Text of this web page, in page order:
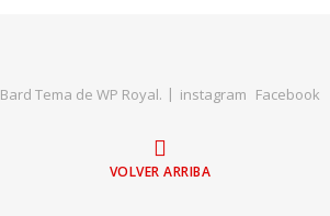
Bard Tema de WP Royal. instagram Facebook
VOLVER ARRIBA